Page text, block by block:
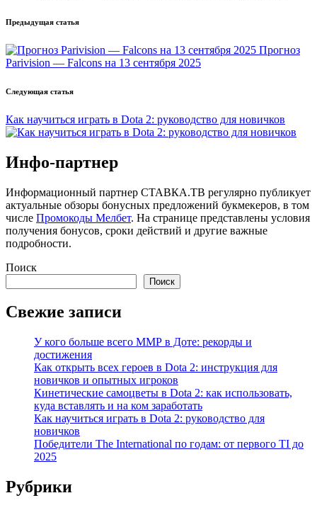
Post
navigation
Предыдущая статья
Прогноз
Parivision — Falcons на 13 сентября 2025
Следующая статья
Как научиться играть в Dota 2: руководство для новичков
Инфо-партнер
Информационный партнер СТАВКА.ТВ регулярно публикует
актуальные обзоры бонусных предложений букмекеров, в том
числе Промокоды Мелбет. На странице представлены условия
получения бонусов, сроки действий и другие важные
подробности.
Поиск
Поиск
Свежие записи
У кого больше всего ММР в Доте: рекорды и
достижения
Как открыть всех героев в Dota 2: инструкция для
новичков и опытных игроков
Кинетические самоцветы в Dota 2: как использовать,
куда вставлять и на ком заработать
Как научиться играть в Dota 2: руководство для
новичков
Победители The International по годам: от первого TI до
2025
Рубрики